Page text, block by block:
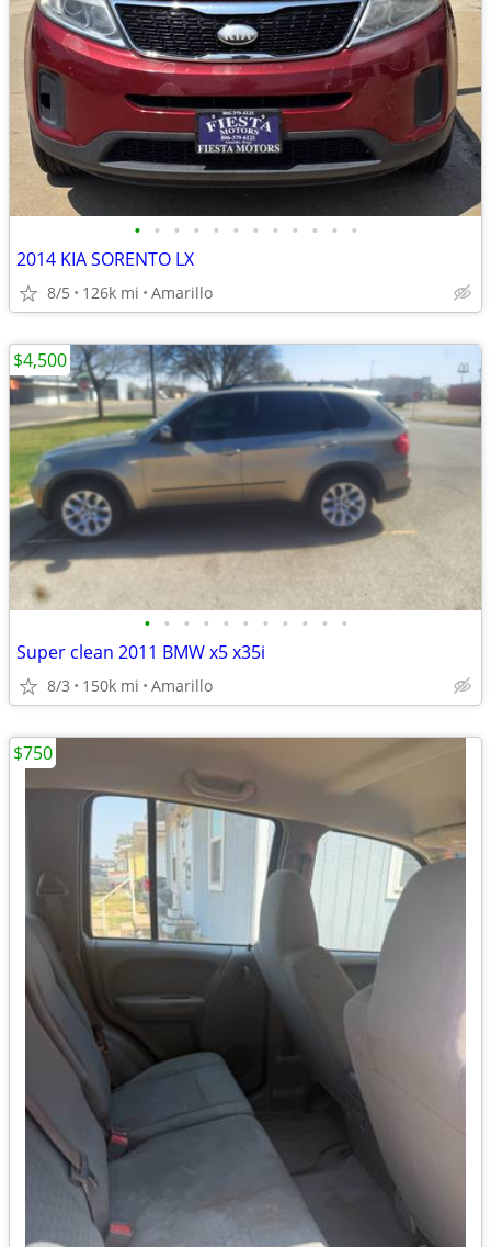
• • • • • • • • • • • •
2014 KIA SORENTO LX
8/5 126k mi Amarillo
• • • • • • • • • • •
Super clean 2011 BMW x5 x35i
8/3 150k mi Amarillo
$4,500
$750